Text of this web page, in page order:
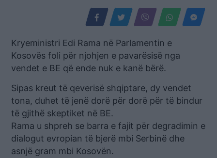
Kryeministri Edi Rama në Parlamentin e
Kosovës foli për njohjen e pavarësisë nga
vendet e BE që ende nuk e kanë bërë.
Sipas kreut të qeverisë shqiptare, dy vendet
tona, duhet të jenë dorë për dorë për të bindur
të gjithë skeptiket në BE.
Rama u shpreh se barra e fajit për degradimin e
dialogut evropian të bjerë mbi Serbinë dhe
asnjë gram mbi Kosovën.